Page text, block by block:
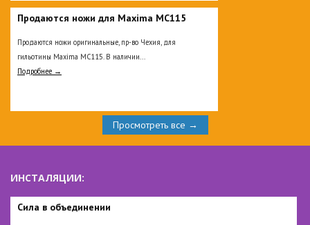
Продаются ножи для Maxima MC115
Продаются ножи оригинальные, пр-во Чехия, для
гильотины Maxima MC115. В наличии...
Подробнее →
Просмотреть все →
ИНСТАЛЯЦИИ:
Сила в объединении